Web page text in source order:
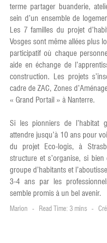
terme partager buanderie,
sein d’un ensemble de
Les 7 familles du projet
Vosges sont même allées plus
participatif où chaque
aide en échange de
construction. Les projets
cadre de ZAC, Zones
« Grand Portail » à Nanterre.
Si les pionniers de l’habitat
attendre jusqu’à 10 ans pour
du projet Eco-logis, à
structure et s’organise, si
groupe d’habitants et
3-4 ans par les
semble promis à un bel avenir.
Marion Read Time: 3 mins